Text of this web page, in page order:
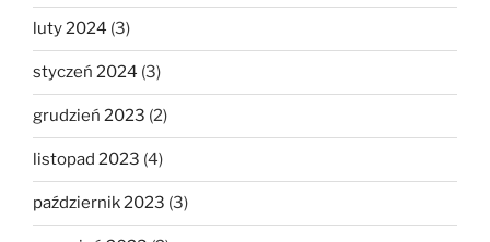
luty 2024 (3)
styczeń 2024 (3)
grudzień 2023 (2)
listopad 2023 (4)
październik 2023 (3)